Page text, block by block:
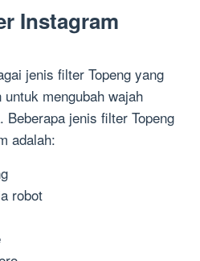
Instagram
jenis filter Topeng yang
mengubah wajah
Beberapa jenis filter Topeng
adalah:
robot